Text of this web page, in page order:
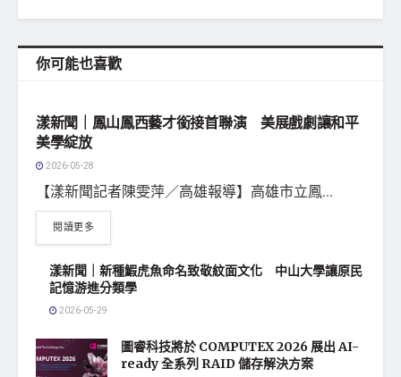
你可能也喜歡
漾新聞｜鳳山鳳西藝才銜接首聯演 美展戲劇讓和平
美學綻放
2026-05-28
【漾新聞記者陳雯萍／高雄報導】高雄市立鳳...
閱讀更多
漾新聞｜新種鰕虎魚命名致敬紋面文化 中山大學讓原民
記憶游進分類學
2026-05-29
圖睿科技將於 COMPUTEX 2026 展出 AI-
ready 全系列 RAID 儲存解決方案